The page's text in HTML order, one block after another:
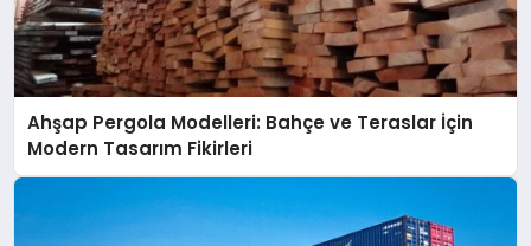
Ahşap Pergola Modelleri: Bahçe ve Teraslar İçin
Modern Tasarım Fikirleri